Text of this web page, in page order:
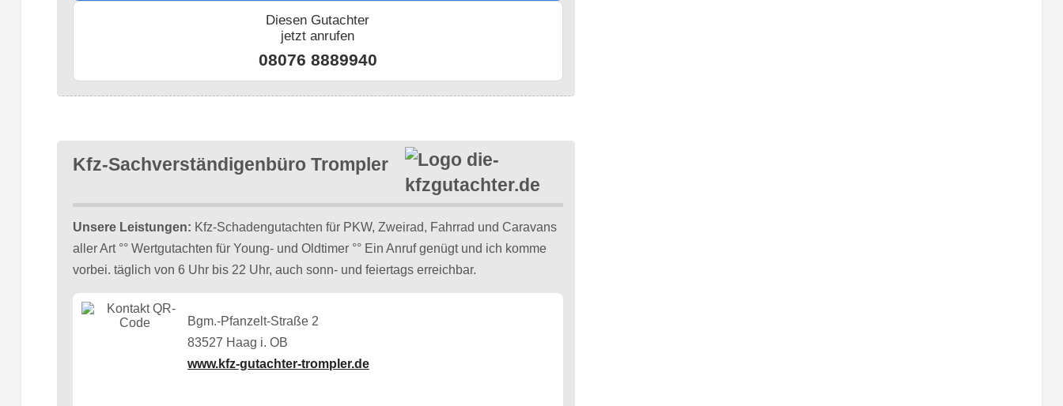
Diesen Gutachter
jetzt anrufen
08076 8889940
Kfz-Sachverständigenbüro Trompler
Unsere Leistungen: Kfz-Schadengutachten für PKW, Zweirad, Fahrrad und Caravans
aller Art °° Wertgutachten für Young- und Oldtimer °° Ein Anruf genügt und ich komme
vorbei. täglich von 6 Uhr bis 22 Uhr, auch sonn- und feiertags erreichbar.
Bgm.-Pfanzelt-Straße 2
83527 Haag i. OB
www.kfz-gutachter-trompler.de